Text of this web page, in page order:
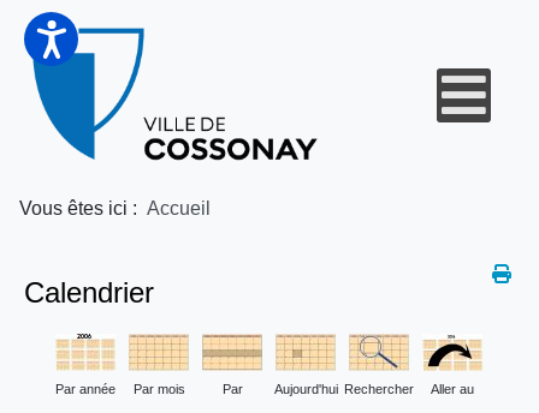
Vous êtes ici : Accueil
Calendrier
Par année Par mois Par Aujourd'hui Rechercher Aller au